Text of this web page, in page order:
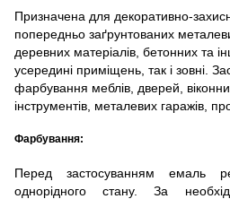
Призначена для декоративно-
попередньо заґрунтованих
деревних матеріалів, бетонних та
усередині приміщень, так і зовні.
фарбування меблів, дверей,
інструментів, металевих гаражів,
Фарбування:
Перед застосуванням емаль
однорідного стану. За